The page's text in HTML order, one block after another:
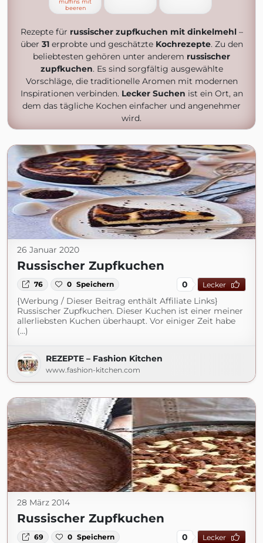
muffins mit
beeren
Rezepte für russischer zupfkuchen mit dinkelmehl–
über 31erprobte und geschätzte Kochrezepte. Zu den
beliebtesten gehören unter anderem russischer
zupfkuchen. Es sind sorgfältig ausgewählte
Vorschläge, die traditionelle Aromen mit modernen
Inspirationen verbinden. Lecker Suchen ist ein Ort, an
dem das tägliche Kochen einfacher und angenehmer
wird.
26 Januar 2020
Russischer Zupfkuchen
76 0 Speichern 0 Lecker
{Werbung / Dieser Beitrag enthält Affiliate Links}
Russischer Zupfkuchen. Dieser Kuchen ist einer meiner
allerliebsten Kuchen überhaupt. Vor einiger Zeit habe
(...)
REZEPTE – Fashion Kitchen
www.fashion-kitchen.com
28 März 2014
Russischer Zupfkuchen
69 0 Speichern 0 Lecker